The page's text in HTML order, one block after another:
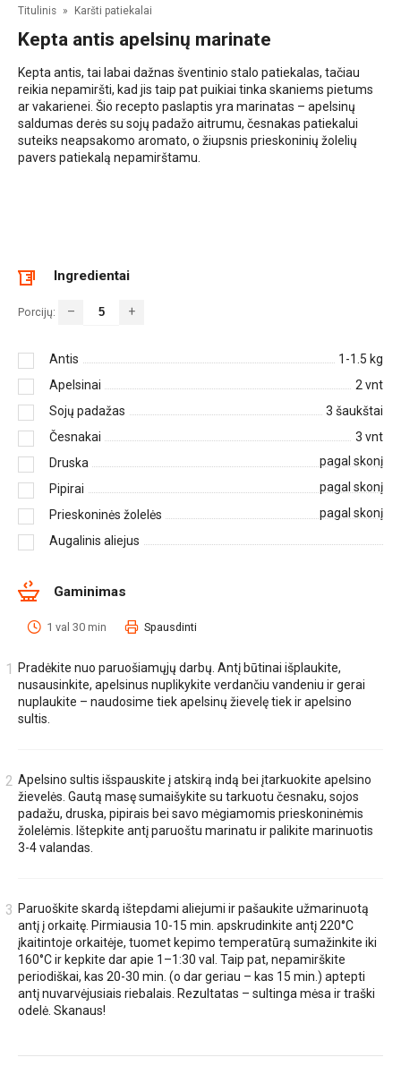
Titulinis » Karšti patiekalai
Kepta antis apelsinų marinate
Kepta antis, tai labai dažnas šventinio stalo patiekalas, tačiau
reikia nepamiršti, kad jis taip pat puikiai tinka skaniems pietums
ar vakarienei. Šio recepto paslaptis yra marinatas – apelsinų
saldumas derės su sojų padažo aitrumu, česnakas patiekalui
suteiks neapsakomo aromato, o žiupsnis prieskoninių žolelių
pavers patiekalą nepamirštamu.
Ingredientai
Porcijų: – +
Antis 1-1.5 kg
Apelsinai
2 vnt
Sojų padažas
3 šaukštai
Česnakai
3 vnt
Druska
pagal skonį
Pipirai
pagal skonį
Prieskoninės žolelės
pagal skonį
Augalinis aliejus
Gaminimas
1 val 30 min Spausdinti
Pradėkite nuo paruošiamųjų darbų. Antį būtinai išplaukite,
nusausinkite, apelsinus nuplikykite verdančiu vandeniu ir gerai
nuplaukite – naudosime tiek apelsinų žievelę tiek ir apelsino
sultis.
Apelsino sultis išspauskite į atskirą indą bei įtarkuokite apelsino
žievelės. Gautą masę sumaišykite su tarkuotu česnaku, sojos
padažu, druska, pipirais bei savo mėgiamomis prieskoninėmis
žolelėmis. Ištepkite antį paruoštu marinatu ir palikite marinuotis
3-4 valandas.
Paruoškite skardą ištepdami aliejumi ir pašaukite užmarinuotą
antį į orkaitę. Pirmiausia 10-15 min. apskrudinkite antį 220°C
įkaitintoje orkaitėje, tuomet kepimo temperatūrą sumažinkite iki
160°C ir kepkite dar apie 1–1:30 val. Taip pat, nepamirškite
periodiškai, kas 20-30 min. (o dar geriau – kas 15 min.) aptepti
antį nuvarvėjusiais riebalais. Rezultatas – sultinga mėsa ir traški
odelė. Skanaus!